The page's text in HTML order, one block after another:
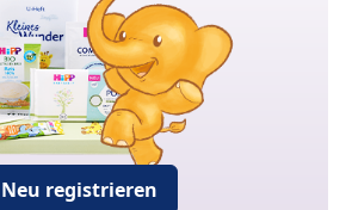
Neu registrieren